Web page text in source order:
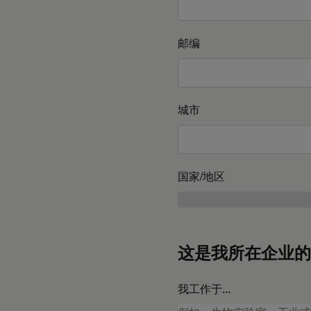
邮编
城市
国家/地区
这是我所在企业
我工作于...